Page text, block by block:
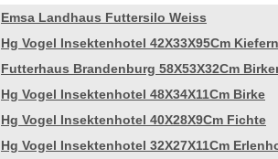
Emsa Landhaus Futtersilo Weiss
Hg Vogel Insektenhotel 42X33X95Cm
Futterhaus Brandenburg 58X53X32Cm
Hg Vogel Insektenhotel 48X34X11Cm Birke
Hg Vogel Insektenhotel 40X28X9Cm Fichte
Hg Vogel Insektenhotel 32X27X11Cm